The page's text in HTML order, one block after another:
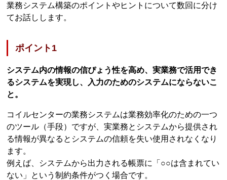
業務システム構築のポイントやヒントについて数回に分け
てお話しします。
ポイント1
システム内の情報の信ぴょう性を高め、実業務で活用でき
るシステムを実現し、入力のためのシステムにならないこ
と。
コイルセンターの業務システムは業務効率化のための一つ
のツール（手段）ですが、実業務とシステムから提供され
る情報が異なるとシステムの信頼を失い使用されなくなり
ます。
例えば、システムから出力される帳票に「○○は含まれてい
ない」という制約条件がつく場合です。